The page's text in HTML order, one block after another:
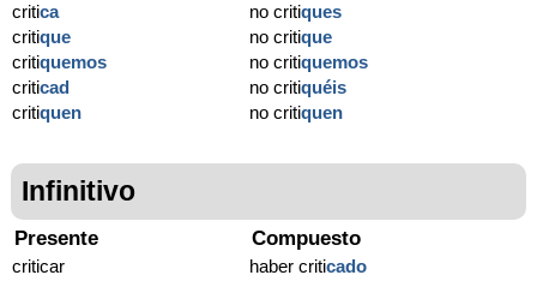
critica
critique
critiquemos
criticad
critiquen
no critiques
no critique
no critiquemos
no critiquéis
no critiquen
Infinitivo
Presente
criticar
Compuesto
haber criticado